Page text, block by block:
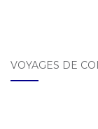
VOYAGES DE